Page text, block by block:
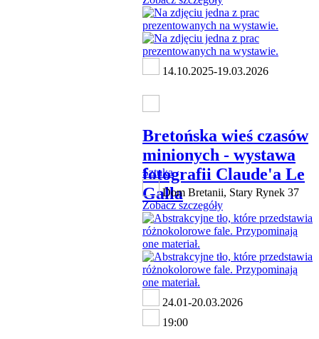
14.10.2025-19.03.2026
Bretońska wieś czasów
minionych - wystawa
fotografii Claude'a Le
Galla
Sztuka
Dom Bretanii, Stary Rynek 37
Zobacz szczegóły
24.01-20.03.2026
19:00